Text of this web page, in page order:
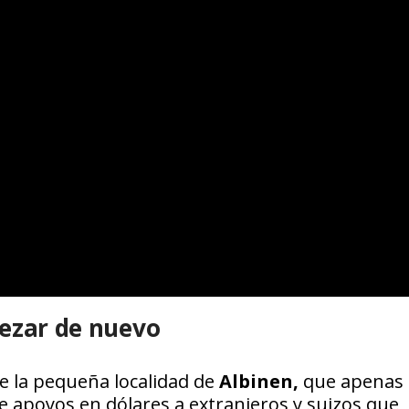
de nuevo
la pequeña localidad de Albinen, que
en dólares a extranjeros y suizos que